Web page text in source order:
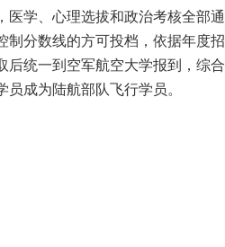
学、心理选拔和政治考核全部通
制分数线的方可投档，依据年度招
后统一到空军航空大学报到，综合
成为陆航部队飞行学员。